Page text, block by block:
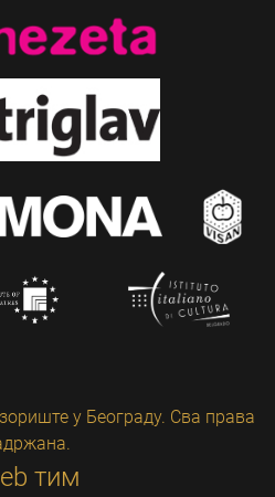
у Београду. Сва права
тим